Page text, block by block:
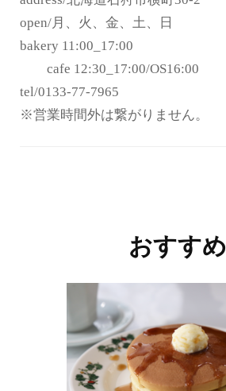
open/月、火、金、土、日
bakery 11:00_17:00
cafe 12:30_17:00/OS16:00
tel/0133-77-7965
※営業時間外は繋がりません。
おすすめ